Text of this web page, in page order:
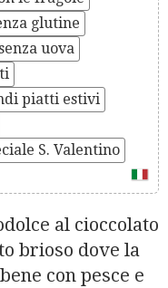
glutine
uova
piatti estivi
S. Valentino
al cioccolato
brioso dove la
con pesce e